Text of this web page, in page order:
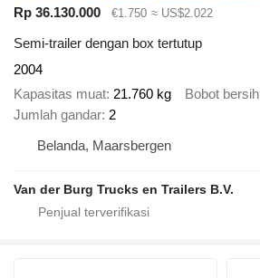
Rp 36.130.000
€1.750 ≈ US$2.022
Semi-trailer dengan box tertutup
2004
Kapasitas muat 21.760 kg Bobot bersih
Jumlah gandar 2
Belanda, Maarsbergen
Van der Burg Trucks en Trailers B.V.